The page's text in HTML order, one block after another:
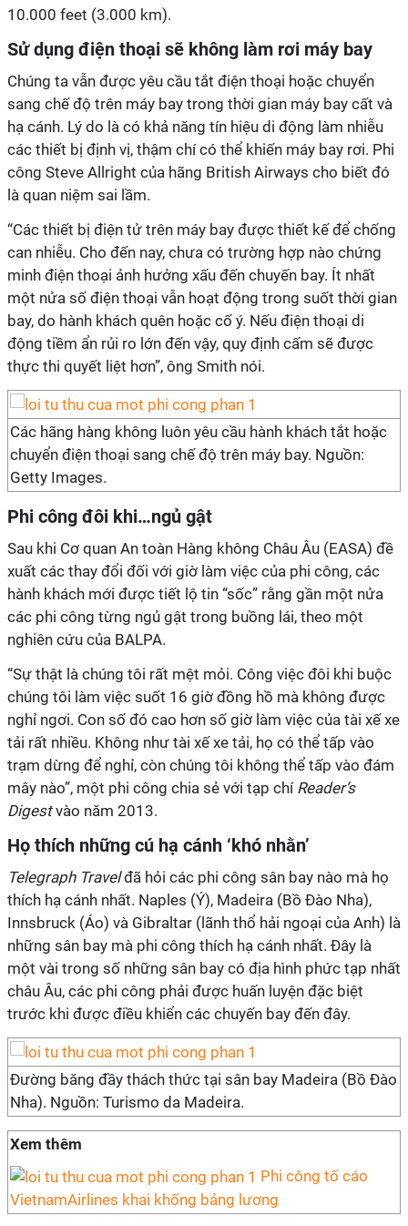
10.000 feet (3.000 km).
Sử dụng điện thoại sẽ không làm rơi máy bay
Chúng ta vẫn được yêu cầu tắt điện thoại hoặc chuyển
sang chế độ trên máy bay trong thời gian máy bay cất và
hạ cánh. Lý do là có khả năng tín hiệu di động làm nhiễu
các thiết bị định vị, thậm chí có thể khiến máy bay rơi. Phi
công Steve Allright của hãng British Airways cho biết đó
là quan niệm sai lầm.
“Các thiết bị điện tử trên máy bay được thiết kế để chống
can nhiễu. Cho đến nay, chưa có trường hợp nào chứng
minh điện thoại ảnh hưởng xấu đến chuyến bay. Ít nhất
một nửa số điện thoại vẫn hoạt động trong suốt thời gian
bay, do hành khách quên hoặc cố ý. Nếu điện thoại di
động tiềm ẩn rủi ro lớn đến vậy, quy định cấm sẽ được
thực thi quyết liệt hơn”, ông Smith nói.
Các hãng hàng không luôn yêu cầu hành khách tắt hoặc
chuyển điện thoại sang chế độ trên máy bay. Nguồn:
Getty Images.
Phi công đôi khi…ngủ gật
Sau khi Cơ quan An toàn Hàng không Châu Âu (EASA) đề
xuất các thay đổi đối với giờ làm việc của phi công, các
hành khách mới được tiết lộ tin “sốc” rằng gần một nửa
các phi công từng ngủ gật trong buồng lái, theo một
nghiên cứu của BALPA.
“Sự thật là chúng tôi rất mệt mỏi. Công việc đôi khi buộc
chúng tôi làm việc suốt 16 giờ đồng hồ mà không được
nghỉ ngơi. Con số đó cao hơn số giờ làm việc của tài xế xe
tải rất nhiều. Không như tài xế xe tải, họ có thể tấp vào
trạm dừng để nghỉ, còn chúng tôi không thể tấp vào đám
mây nào”, một phi công chia sẻ với tạp chí Reader’s
Digestvào năm 2013.
Họ thích những cú hạ cánh ‘khó nhằn’
Telegraph Travelđã hỏi các phi công sân bay nào mà họ
thích hạ cánh nhất. Naples (Ý), Madeira (Bồ Đào Nha),
Innsbruck (Áo) và Gibraltar (lãnh thổ hải ngoại của Anh) là
những sân bay mà phi công thích hạ cánh nhất. Đây là
một vài trong số những sân bay có địa hình phức tạp nhất
châu Âu, các phi công phải được huấn luyện đặc biệt
trước khi được điều khiển các chuyến bay đến đây.
Đường băng đầy thách thức tại sân bay Madeira (Bồ Đào
Nha). Nguồn: Turismo da Madeira.
Xem thêm
Phi công tố cáo
VietnamAirlines khai khống bảng lương